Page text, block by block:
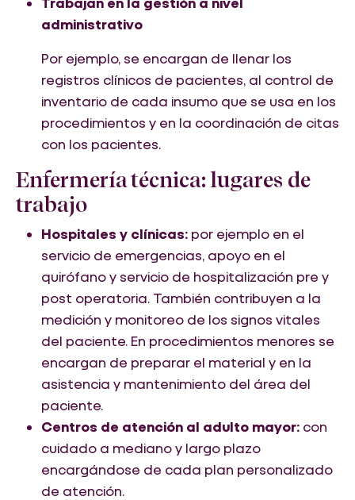
administrativo
Por ejemplo, se encargan de llenar los
registros clínicos de pacientes, al control de
inventario de cada insumo que se usa en los
procedimientos y en la coordinación de citas
con los pacientes.
Enfermería técnica: lugares de
trabajo
Hospitales y clínicas: por ejemplo en el
servicio de emergencias, apoyo en el
quirófano y servicio de hospitalización pre y
post operatoria. También contribuyen a la
medición y monitoreo de los signos vitales
del paciente. En procedimientos menores se
encargan de preparar el material y en la
asistencia y mantenimiento del área del
paciente.
Centros de atención al adulto mayor: con
cuidado a mediano y largo plazo
encargándose de cada plan personalizado
de atención.